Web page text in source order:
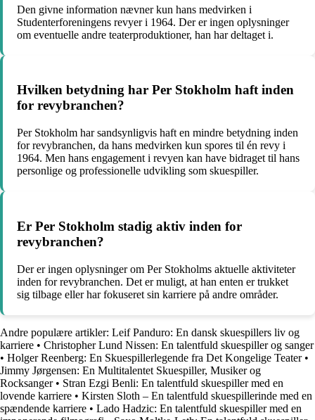
Den givne information nævner kun hans medvirken i
Studenterforeningens revyer i 1964. Der er ingen oplysninger
om eventuelle andre teaterproduktioner, han har deltaget i.
Hvilken betydning har Per Stokholm haft inden
for revybranchen?
Per Stokholm har sandsynligvis haft en mindre betydning inden
for revybranchen, da hans medvirken kun spores til én revy i
1964. Men hans engagement i revyen kan have bidraget til hans
personlige og professionelle udvikling som skuespiller.
Er Per Stokholm stadig aktiv inden for
revybranchen?
Der er ingen oplysninger om Per Stokholms aktuelle aktiviteter
inden for revybranchen. Det er muligt, at han enten er trukket
sig tilbage eller har fokuseret sin karriere på andre områder.
Andre populære artikler: Leif Panduro: En dansk skuespillers liv og
karriere • Christopher Lund Nissen: En talentfuld skuespiller og sanger
• Holger Reenberg: En Skuespillerlegende fra Det Kongelige Teater•
Jimmy Jørgensen: En Multitalentet Skuespiller, Musiker og
Rocksanger• Stran Ezgi Benli: En talentfuld skuespiller med en
lovende karriere • Kirsten Sloth – En talentfuld skuespillerinde med en
spændende karriere • Lado Hadzic: En talentfuld skuespiller med en